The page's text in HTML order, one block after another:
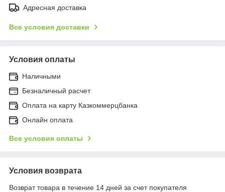
Адресная доставка
Все условия доставки
Условия оплаты
Наличными
Безналичный расчет
Оплата на карту Казкоммерцбанка
Онлайн оплата
Все условия оплаты
Условия возврата
Возврат товара в течение 14 дней за счет покупателя